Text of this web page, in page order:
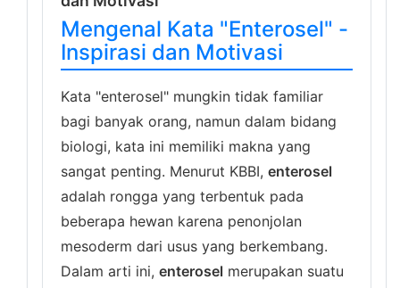
Mengenal Kata "Enterosel" -
Inspirasi dan Motivasi
Kata "enterosel" mungkin tidak familiar
bagi banyak orang, namun dalam bidang
biologi, kata ini memiliki makna yang
sangat penting. Menurut KBBI, enterosel
adalah rongga yang terbentuk pada
beberapa hewan karena penonjolan
mesoderm dari usus yang berkembang.
Dalam arti ini, enterosel merupakan suatu